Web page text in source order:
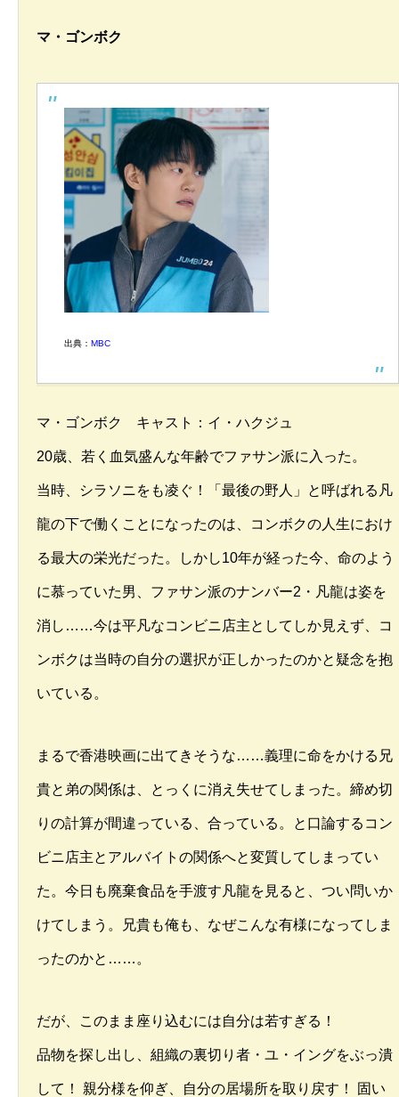
マ・ゴンボク
出典： MBC
マ・ゴンボク キャスト：イ・ハクジュ
20歳、若く血気盛んな年齢でファサン派に入った。
当時、シラソニをも凌ぐ！「最後の野人」と呼ばれる凡
龍の下で働くことになったのは、コンボクの人生におけ
る最大の栄光だった。しかし10年が経った今、命のよう
に慕っていた男、ファサン派のナンバー2・凡龍は姿を
消し……今は平凡なコンビニ店主としてしか見えず、コ
ンボクは当時の自分の選択が正しかったのかと疑念を抱
いている。
まるで香港映画に出てきそうな……義理に命をかける兄
貴と弟の関係は、とっくに消え失せてしまった。締め切
りの計算が間違っている、合っている。と口論するコン
ビニ店主とアルバイトの関係へと変質してしまってい
た。今日も廃棄食品を手渡す凡龍を見ると、つい問いか
けてしまう。兄貴も俺も、なぜこんな有様になってしま
ったのかと……。
だが、このまま座り込むには自分は若すぎる！
品物を探し出し、組織の裏切り者・ユ・イングをぶっ潰
して！ 親分様を仰ぎ、自分の居場所を取り戻す！ 固い